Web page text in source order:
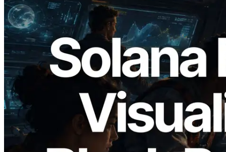
2026.05.24
Validators Solutions Meluncurkan Solana
Block Analyzer — Memvisualisasikan
Waktu Produksi Blok per Slot dan
Validator yang Ditugaskan